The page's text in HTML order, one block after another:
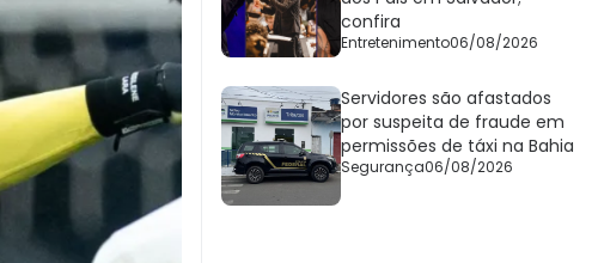
confira
Entretenimento06/08/2026
Servidores são afastados
por suspeita de fraude em
permissões de táxi na Bahia
Segurança06/08/2026